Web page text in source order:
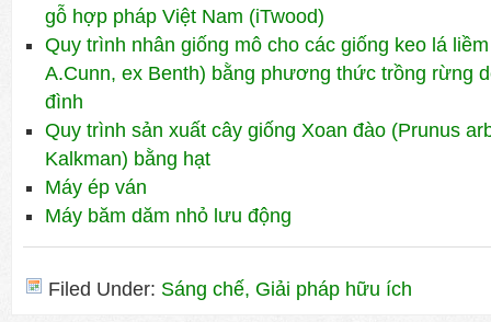
gỗ hợp pháp Việt Nam (iTwood)
Quy trình nhân giống mô cho các giống keo lá
A.Cunn, ex Benth) bằng phương thức trồng rừng
đình
Quy trình sản xuất cây giống Xoan đào (Prunus
Kalkman) bằng hạt
Máy ép ván
Máy băm dăm nhỏ lưu động
Filed Under: Sáng chế, Giải pháp hữu ích